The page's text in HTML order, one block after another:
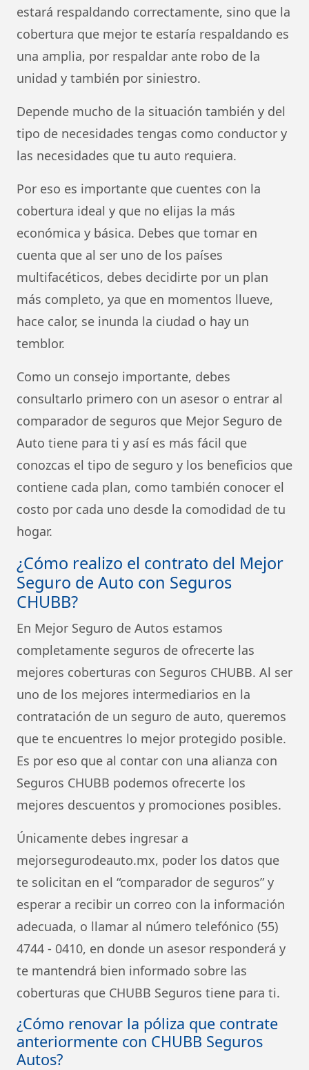
estará respaldando correctamente, sino que la
cobertura que mejor te estaría respaldando es
una amplia, por respaldar ante robo de la
unidad y también por siniestro.
Depende mucho de la situación también y del
tipo de necesidades tengas como conductor y
las necesidades que tu auto requiera.
Por eso es importante que cuentes con la
cobertura ideal y que no elijas la más
económica y básica. Debes que tomar en
cuenta que al ser uno de los países
multifacéticos, debes decidirte por un plan
más completo, ya que en momentos llueve,
hace calor, se inunda la ciudad o hay un
temblor.
Como un consejo importante, debes
consultarlo primero con un asesor o entrar al
comparador de seguros que Mejor Seguro de
Auto tiene para ti y así es más fácil que
conozcas el tipo de seguro y los beneficios que
contiene cada plan, como también conocer el
costo por cada uno desde la comodidad de tu
hogar.
¿Cómo realizo el contrato del Mejor
Seguro de Auto con Seguros
CHUBB?
En Mejor Seguro de Autos estamos
completamente seguros de ofrecerte las
mejores coberturas con Seguros CHUBB. Al ser
uno de los mejores intermediarios en la
contratación de un seguro de auto, queremos
que te encuentres lo mejor protegido posible.
Es por eso que al contar con una alianza con
Seguros CHUBB podemos ofrecerte los
mejores descuentos y promociones posibles.
Únicamente debes ingresar a
mejorsegurodeauto.mx, poder los datos que
te solicitan en el “comparador de seguros” y
esperar a recibir un correo con la información
adecuada, o llamar al número telefónico (55)
4744 - 0410, en donde un asesor responderá y
te mantendrá bien informado sobre las
coberturas que CHUBB Seguros tiene para ti.
¿Cómo renovar la póliza que contrate
anteriormente con CHUBB Seguros
Autos?